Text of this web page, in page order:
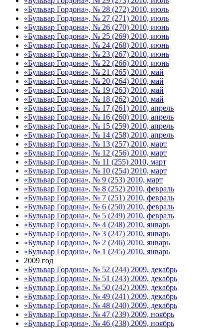
«Бульвар Гордона», № 28 (272) 2010, июль
«Бульвар Гордона», № 27 (271) 2010, июль
«Бульвар Гордона», № 26 (270) 2010, июнь
«Бульвар Гордона», № 25 (269) 2010, июнь
«Бульвар Гордона», № 24 (268) 2010, июнь
«Бульвар Гордона», № 23 (267) 2010, июнь
«Бульвар Гордона», № 22 (266) 2010, июнь
«Бульвар Гордона», № 21 (265) 2010, май
«Бульвар Гордона», № 20 (264) 2010, май
«Бульвар Гордона», № 19 (263) 2010, май
«Бульвар Гордона», № 18 (262) 2010, май
«Бульвар Гордона», № 17 (261) 2010, апрель
«Бульвар Гордона», № 16 (260) 2010, апрель
«Бульвар Гордона», № 15 (259) 2010, апрель
«Бульвар Гордона», № 14 (258) 2010, апрель
«Бульвар Гордона», № 13 (257) 2010, март
«Бульвар Гордона», № 12 (256) 2010, март
«Бульвар Гордона», № 11 (255) 2010, март
«Бульвар Гордона», № 10 (254) 2010, март
«Бульвар Гордона», № 9 (253) 2010, март
«Бульвар Гордона», № 8 (252) 2010, февраль
«Бульвар Гордона», № 7 (251) 2010, февраль
«Бульвар Гордона», № 6 (250) 2010, февраль
«Бульвар Гордона», № 5 (249) 2010, февраль
«Бульвар Гордона», № 4 (248) 2010, январь
«Бульвар Гордона», № 3 (247) 2010, январь
«Бульвар Гордона», № 2 (246) 2010, январь
«Бульвар Гордона», № 1 (245) 2010, январь
2009 год
«Бульвар Гордона», № 52 (244) 2009, декабрь
«Бульвар Гордона», № 51 (243) 2009, декабрь
«Бульвар Гордона», № 50 (242) 2009, декабрь
«Бульвар Гордона», № 49 (241) 2009, декабрь
«Бульвар Гордона», № 48 (240) 2009, декабрь
«Бульвар Гордона», № 47 (239) 2009, ноябрь
«Бульвар Гордона», № 46 (238) 2009, ноябрь